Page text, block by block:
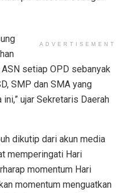
ADVERTISEMENT
setiap OPD sebanyak
SMP dan SMA yang
ujar Sekretaris Daerah
dikutip dari akun media
memperingati Hari
momentum Hari
momentum menguatkan